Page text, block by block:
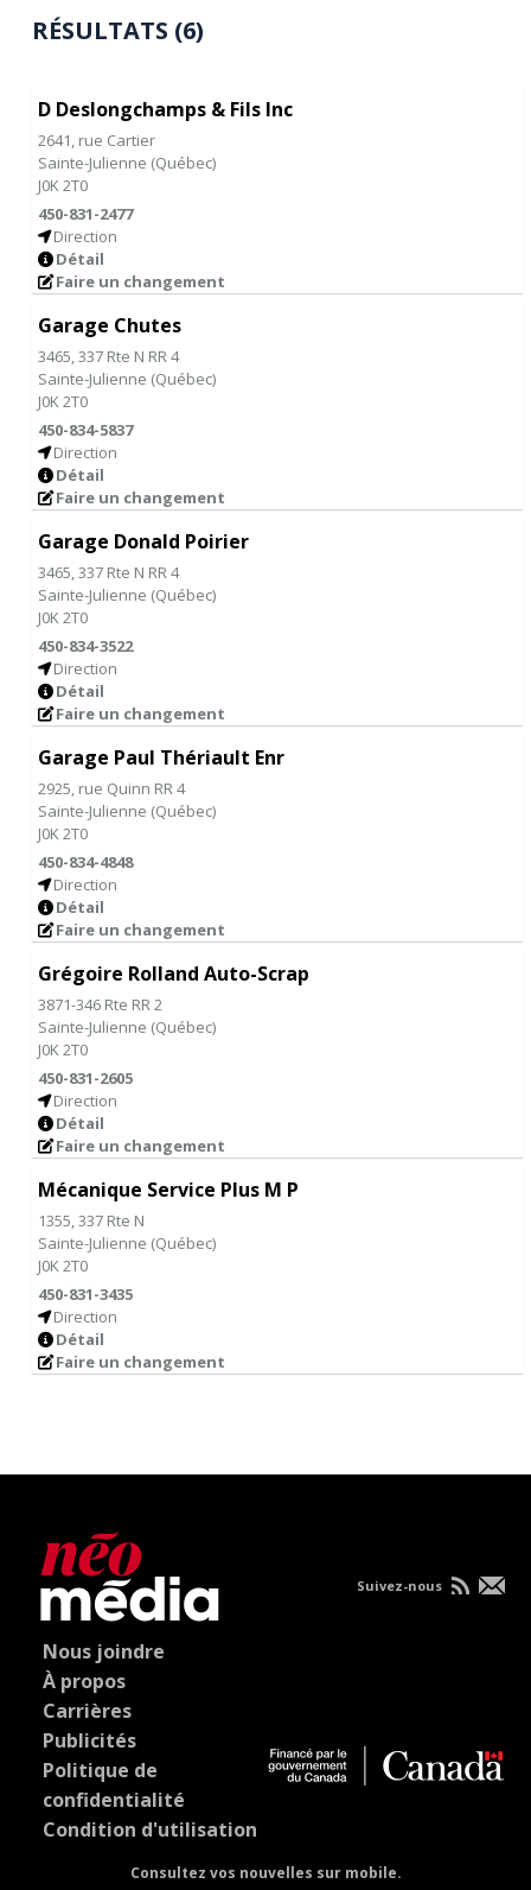
RÉSULTATS (6)
D Deslongchamps & Fils Inc
2641, rue Cartier
Sainte-Julienne (Québec)
J0K 2T0
450-831-2477
Direction
Détail
Faire un changement
Garage Chutes
3465, 337 Rte N RR 4
Sainte-Julienne (Québec)
J0K 2T0
450-834-5837
Direction
Détail
Faire un changement
Garage Donald Poirier
3465, 337 Rte N RR 4
Sainte-Julienne (Québec)
J0K 2T0
450-834-3522
Direction
Détail
Faire un changement
Garage Paul Thériault Enr
2925, rue Quinn RR 4
Sainte-Julienne (Québec)
J0K 2T0
450-834-4848
Direction
Détail
Faire un changement
Grégoire Rolland Auto-Scrap
3871-346 Rte RR 2
Sainte-Julienne (Québec)
J0K 2T0
450-831-2605
Direction
Détail
Faire un changement
Mécanique Service Plus M P
1355, 337 Rte N
Sainte-Julienne (Québec)
J0K 2T0
450-831-3435
Direction
Détail
Faire un changement
Nous joindre
À propos
Carrières
Publicités
Politique de
confidentialité
Condition d'utilisation
Consultez vos nouvelles sur mobile.
Suivez-nous